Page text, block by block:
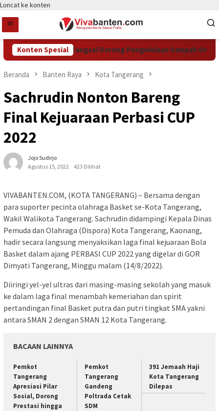
Loncat ke konten
Konten Spesial
DCKTR Tangsel Dorong Pengelolaan Sampah Organik
Beranda Banten Raya Kota Tangerang
Sachrudin Nonton Bareng
Final Kejuaraan Perbasi CUP
2022
Jojo Sudirjo
Agustus 15, 2022
423 Dilihat
VIVABANTEN.COM, (KOTA TANGERANG) – Bersama dengan
para suporter pecinta olahraga Basket se-Kota Tangerang,
Wakil Walikota Tangerang. Sachrudin didampingi Kepala Dinas
Pemuda dan Olahraga (Dispora) Kota Tangerang, Kaonang,
hadir secara langsung menyaksikan laga final kejuaraan Bola
Basket dalam ajang PERBASI CUP 2022 yang digelar di GOR
Dimyati Tangerang, Minggu malam (14/8/2022).
Diiringi yel-yel ultras dari masing-masing sekolah yang masuk
ke dalam laga final menambah kemeriahan dan spirit
pertandingan final Basket putra dan putri tingkat SMA yakni
antara SMAN 2 dengan SMAN 12 Kota Tangerang.
BACAAN LAINNYA
Pemkot
Tangerang
Apresiasi Pilar
Sosial, Dorong
Prestasi hingga
Pemkot
Tangerang
Gandeng
Poltrada Cetak
SDM
391 Jemaah Haji
Kota Tangerang
Dilepas